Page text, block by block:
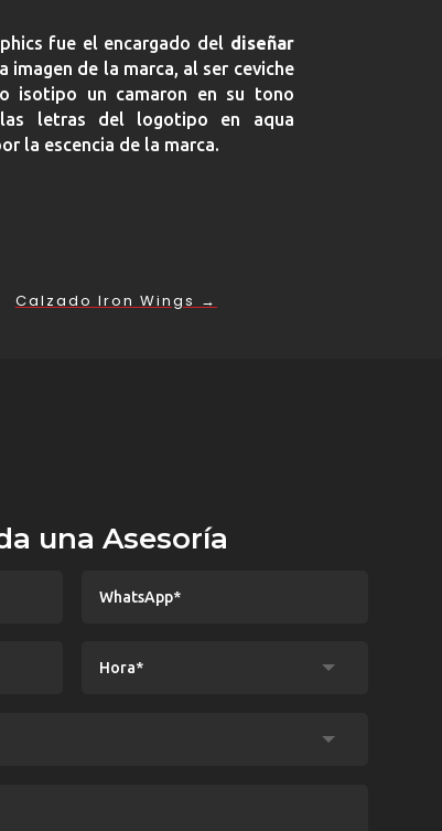
fue el encargado del diseñar
imagen de la marca, al ser ceviche
isotipo un camaron en su tono
letras del logotipo en aqua
la escencia de la marca.
Calzado Iron Wings →
una Asesoría